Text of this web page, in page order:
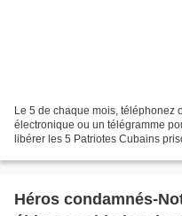
Le 5 de chaque mois, téléphonez
électronique ou un télégramme
libérer les 5 Patriotes Cubains
Héros condamnés-